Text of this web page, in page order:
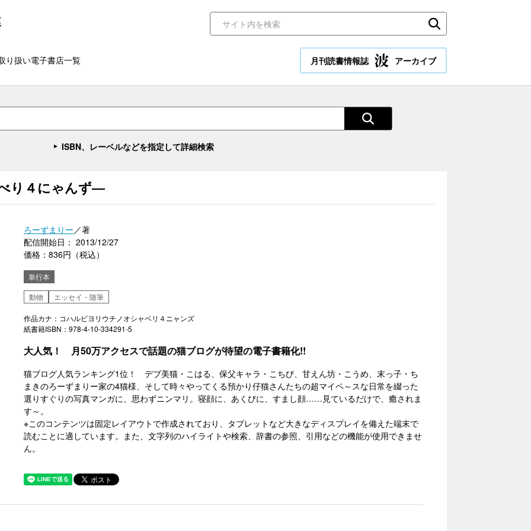
り扱い電子書店一覧 月刊読書情報誌 アーカイブ
ISBN、レーベルなどを指定して詳細検索
り４にゃんず―
ろーずまりー／著
配信開始日： 2013/12/27
価格：836円（税込）
単行本
動物
エッセイ・随筆
作品カナ：コハルビヨリウチノオシャベリ４ニャンズ
紙書籍ISBN：978-4-10-334291-5
大人気！ 月50万アクセスで話題の猫ブログが待望の電子書籍化!!
猫ブログ人気ランキング1位！ デブ美猫・こはる、保父キャラ・こちび、甘えん坊・こうめ、末っ子・ち
まきのろーずまりー家の4猫様、そして時々やってくる預かり仔猫さんたちの超マイペ～スな日常を綴った
選りすぐりの写真マンガに、思わずニンマリ。寝顔に、あくびに、すまし顔……見ているだけで、癒されま
す～。
※このコンテンツは固定レイアウトで作成されており、タブレットなど大きなディスプレイを備えた端末で
読むことに適しています。また、文字列のハイライトや検索、辞書の参照、引用などの機能が使用できませ
ん。